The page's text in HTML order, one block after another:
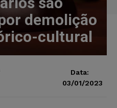
demolição
cultural
Data:
03/01/2023